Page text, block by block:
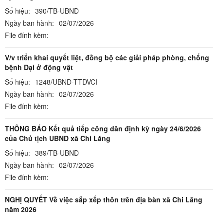
Số hiệu: 390/TB-UBND
Ngày ban hành: 02/07/2026
File đính kèm:
V/v triển khai quyết liệt, đồng bộ các giải pháp phòng, chống
bệnh Dại ở động vật
Số hiệu: 1248/UBND-TTDVCI
Ngày ban hành: 02/07/2026
File đính kèm:
THÔNG BÁO Kết quả tiếp công dân định kỳ ngày 24/6/2026
của Chủ tịch UBND xã Chi Lăng
Số hiệu: 389/TB-UBND
Ngày ban hành: 02/07/2026
File đính kèm:
NGHỊ QUYẾT Về việc sắp xếp thôn trên địa bàn xã Chi Lăng
năm 2026